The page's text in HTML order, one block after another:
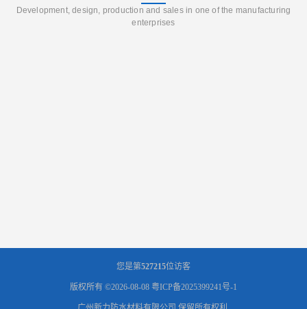
Development, design, production and sales in one of the manufacturing
enterprises
您是第527215位访客
版权所有 ©2026-08-08 粤ICP备2025399241号-1